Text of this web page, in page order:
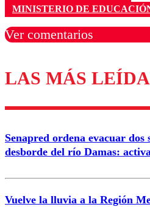
MINISTERIO DE
Ver comentarios
Los comentarios son
diálogo
Nombre
Correo
LAS MÁS
Senapred ordena evacuar dos
desborde del río Damas:
Vuelve la lluvia a la Región